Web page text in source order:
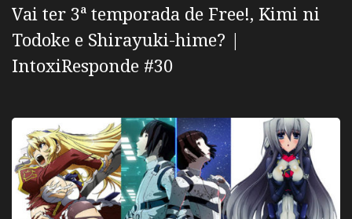
Vai ter 3ª temporada de Free!, Kimi ni
Todoke e Shirayuki-hime? |
IntoxiResponde #30